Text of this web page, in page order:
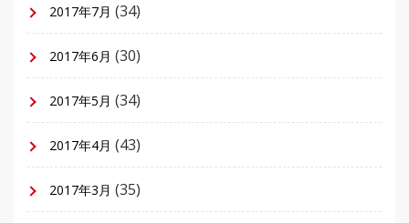
2017年7月 (34)
2017年6月 (30)
2017年5月 (34)
2017年4月 (43)
2017年3月 (35)